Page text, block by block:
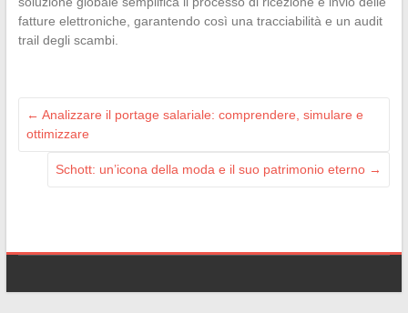
fatture elettroniche, garantendo così una tracciabilità e un audit
trail degli scambi.
← Analizzare il portage salariale: comprendere, simulare e
ottimizzare
Schott: un’icona della moda e il suo patrimonio eterno →